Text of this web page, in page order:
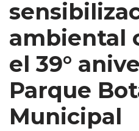
ambiental
el 39°
Parque
Municipal